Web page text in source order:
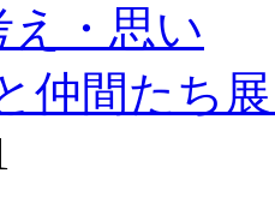
え・思い
仲間たち